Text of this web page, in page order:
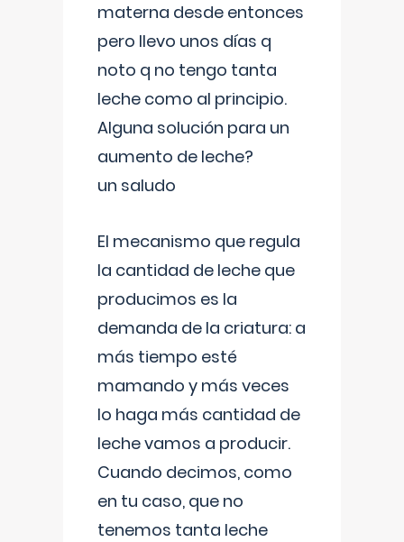
materna desde entonces
pero llevo unos días q
noto q no tengo tanta
leche como al principio.
Alguna solución para un
aumento de leche?
un saludo
El mecanismo que regula
la cantidad de leche que
producimos es la
demanda de la criatura: a
más tiempo esté
mamando y más veces
lo haga más cantidad de
leche vamos a producir.
Cuando decimos, como
en tu caso, que no
tenemos tanta leche